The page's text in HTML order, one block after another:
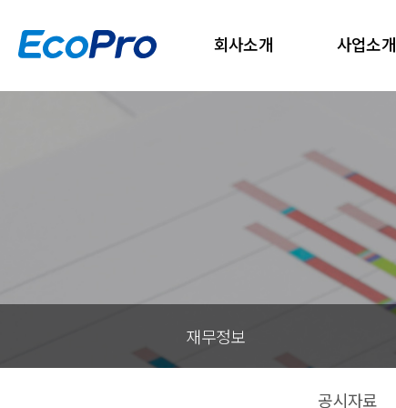
회사소개 사업소개
재무정보
공시자료